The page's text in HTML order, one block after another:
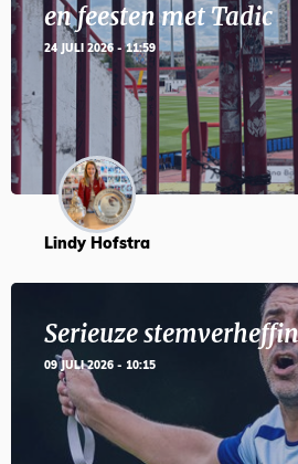
en feesten met Tadic
24 JULI 2026 - 11:59
Lindy Hofstra
Serieuze
09 JULI 2026 - 10:15